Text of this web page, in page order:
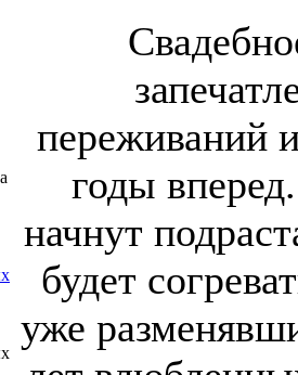
переживаний
годы
начнут
будет
уже